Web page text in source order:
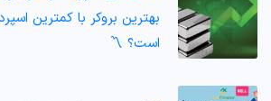
است؟ 〽️